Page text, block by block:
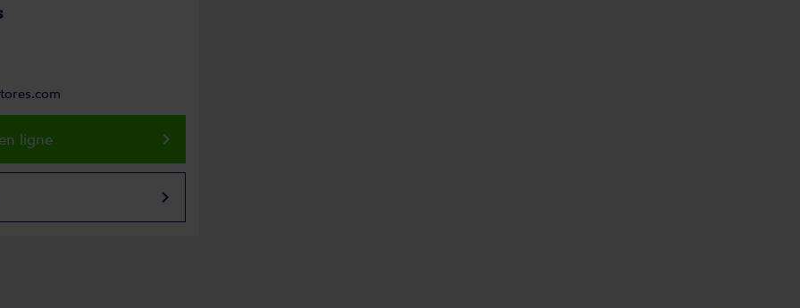
ligne keyboard_arrow_right
keyboard_arrow_right